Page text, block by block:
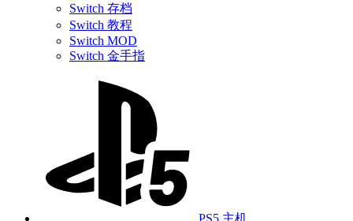
Switch 存档
Switch 教程
Switch MOD
Switch 金手指